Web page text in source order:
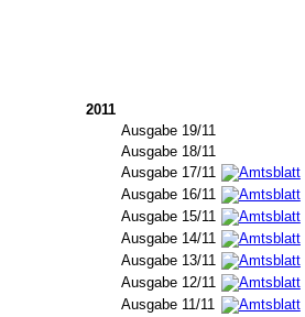
2011
Ausgabe 19/11
Ausgabe 18/11
Ausgabe 17/11
Ausgabe 16/11
Ausgabe 15/11
Ausgabe 14/11
Ausgabe 13/11
Ausgabe 12/11
Ausgabe 11/11